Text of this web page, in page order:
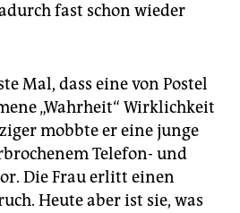
fast schon wieder
Mal, dass eine von Postel
„Wahrheit“ Wirklichkeit
mobbte er eine junge
Telefon- und
Die Frau erlitt einen
Heute aber ist sie, was